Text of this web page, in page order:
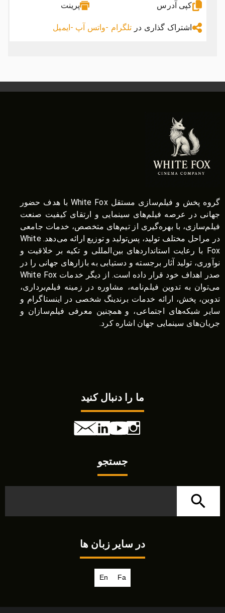
کپی آدرس پرینت
اشتراک گذاری در تلگرام -واتس آپ -ایمیل
گروه پخش و فیلم‌سازی مستقل White Fox با هدف حضور
جهانی در عرصه فیلم‌های سینمایی و ارتقای کیفیت صنعت
فیلم‌سازی، با بهره‌گیری از تیم‌های متخصص، خدمات جامعی
در مراحل مختلف تولید، پس‌تولید و توزیع ارائه می‌دهد. White
Fox با رعایت استانداردهای بین‌المللی و تکیه بر خلاقیت و
نوآوری، تولید آثار برجسته و دستیابی به بازارهای جهانی را در
صدر اهداف خود قرار داده است. از دیگر خدمات White Fox
می‌توان به تدوین فیلم‌نامه، مشاوره در زمینه فیلم‌برداری،
تدوین، پخش، ارائه خدمات برندینگ شخصی در اینستاگرام و
سایر شبکه‌های اجتماعی، و همچنین معرفی فیلم‌سازان و
جریان‌های سینمایی جهان اشاره کرد.
ما را دنبال کنید
جستجو
در سایر زبان ها
Fa
En